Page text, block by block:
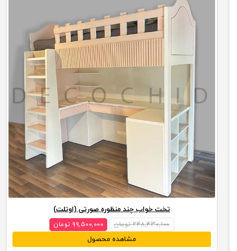
تخت خواب چند منظوره صورتی (اوتلت)
۲۴۸,۴۳۰,۱۰۰ تومان ۹۹,۵۰۰,۰۰۰ تومان
مشاهده محصول